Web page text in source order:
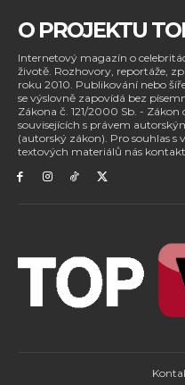
O PROJEKTU
Internetový magazín o
životě. Rozhovory, reportáže,
roku 2010. Publikování nebo
se výslovně zapovídá bez
Zákona č. 121/2000 Sb. -
souvisejících s právem
(autorský zákon). Pro souhlas
textových materiálů nás